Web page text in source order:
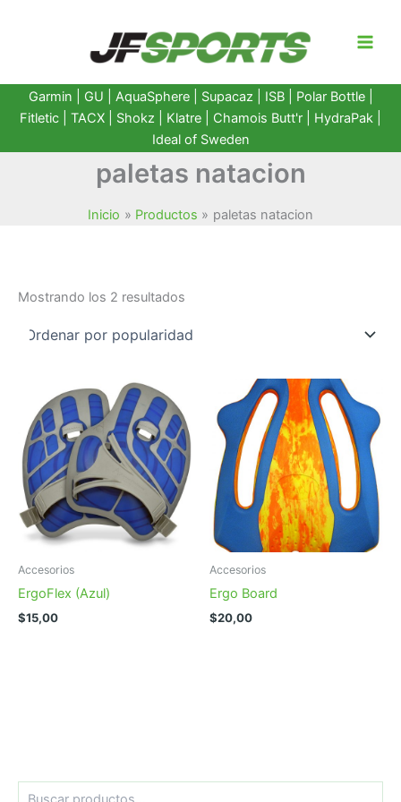
Garmin GU AquaSphere| Supacaz | ISB | Polar Bottle|
Fitletic
TACX Shokz Klatre Chamois Butt'r HydraPak
Ideal of Sweden
paletas natacion
Inicio Productos paletas natacion
Mostrando los 2 resultados
Accesorios
ErgoFlex (Azul)
$15,00
Accesorios
Ergo Board
$20,00